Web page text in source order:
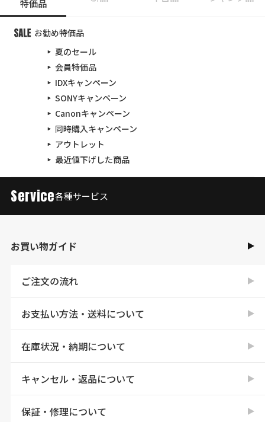
特価品
お勧め特価品
夏のセール
会員特価品
IDXキャンペーン
SONYキャンペーン
Canonキャンペーン
同時購入キャンペーン
アウトレット
最近値下げした商品
Service各種サービス
お買い物ガイド
ご注文の流れ
お支払い方法・送料について
在庫状況・納期について
キャンセル・返品について
保証・修理について